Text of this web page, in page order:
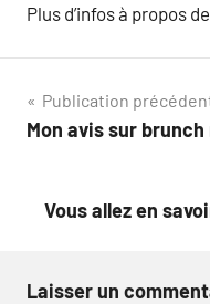
Plus d’infos à propos de
Navigation
de
Publication
Mon avis sur
Vous allez en
Laisser un